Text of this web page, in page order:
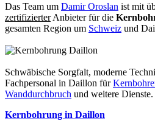
Das Team um Damir Oroslan ist mit
zertifizierterAnbieter für die
gesamten Region um Schweiz und
Schwäbische Sorgfalt, moderne
Fachpersonal in Daillon für
Wanddurchbruch und weitere Dienste.
Kernbohrung in Daillon